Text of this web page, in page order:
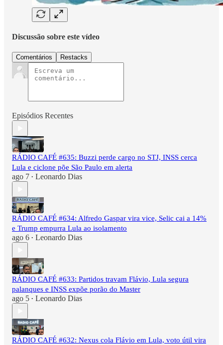
Discussão sobre este vídeo
Comentários Restacks
Episódios Recentes
RÁDIO CAFÉ #635: Buzzi perde cargo no STJ, INSS cerca
Lula e ciclone põe São Paulo em alerta
ago 7 • Leonardo Dias
RÁDIO CAFÉ #634: Alfredo Gaspar vira vice, Selic cai a 14%
e Trump empurra Lula ao isolamento
ago 6 • Leonardo Dias
RÁDIO CAFÉ #633: Partidos travam Flávio, Lula segura
palanques e INSS expõe porão do Master
ago 5 • Leonardo Dias
RÁDIO CAFÉ #632: Nexus cola Flávio em Lula, voto útil vira